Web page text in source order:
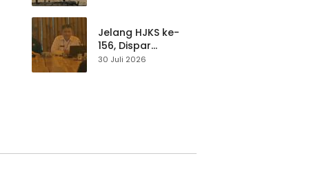
Waspada
Jelang HJKS ke-
156, Dispar
Kabupaten
30 Juli 2026